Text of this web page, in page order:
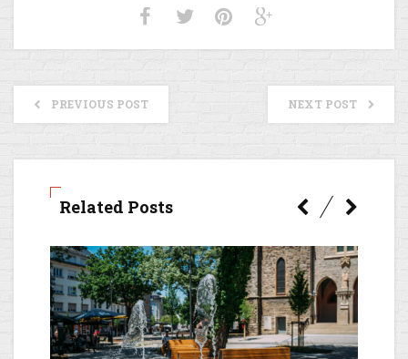
PREVIOUS POST NEXT POST
Related Posts